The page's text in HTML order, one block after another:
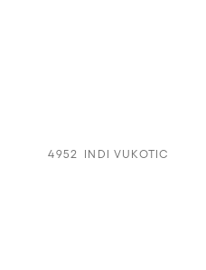
4952 INDI VUKOTIC